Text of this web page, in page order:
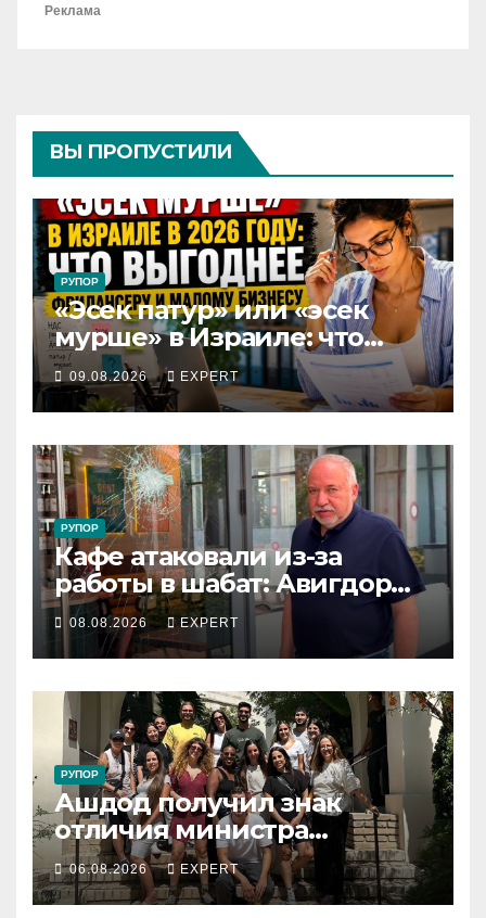
Реклама
ВЫ ПРОПУСТИЛИ
РУПОР
«Эсек патур» или «эсек
мурше» в Израиле: что
выгоднее фрилансеру и
малому бизнесу в 2026 году
09.08.2026 EXPERT
РУПОР
Кафе атаковали из-за
работы в шабат: Авигдор
Либерман приехал
поддержать владельцев
08.08.2026 EXPERT
РУПОР
Ашдод получил знак
отличия министра
обороны за поддержку
резервистов
06.08.2026 EXPERT